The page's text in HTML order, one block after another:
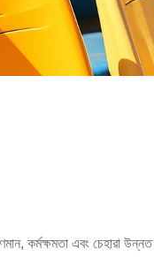
কর্মক্ষমতা এবং চেহারা